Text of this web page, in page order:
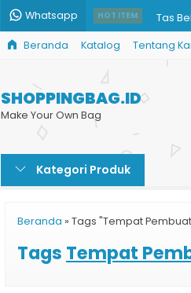
Whatsapp HOT ITEM Tas
Tas
Beranda Katalog Tentang
SHOPPINGBAG.ID
Make Your Own Bag
Kategori Produk
Beranda » Tags "Tempat
Tags Tempat